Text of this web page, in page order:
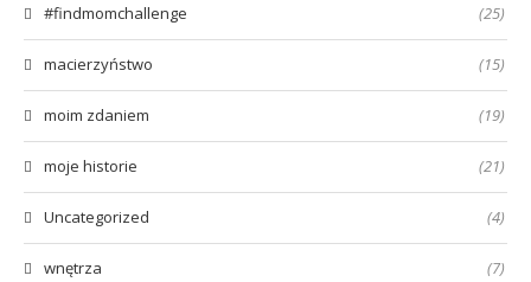
#findmomchallenge (25)
macierzyństwo (15)
moim zdaniem (19)
moje historie (21)
Uncategorized (4)
wnętrza (7)